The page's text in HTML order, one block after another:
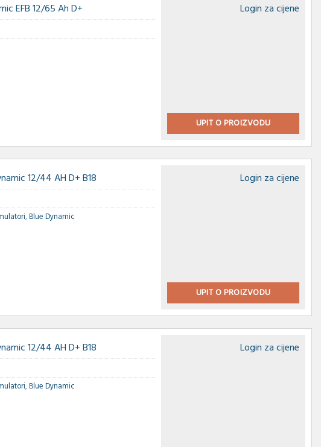
EFB 12/65 Ah D+ Login za cijene
UPIT O PROIZVODU
12/44 AH D+ B18
,Blue Dynamic
Login za cijene
UPIT O PROIZVODU
12/44 AH D+ B18
,Blue Dynamic
Login za cijene